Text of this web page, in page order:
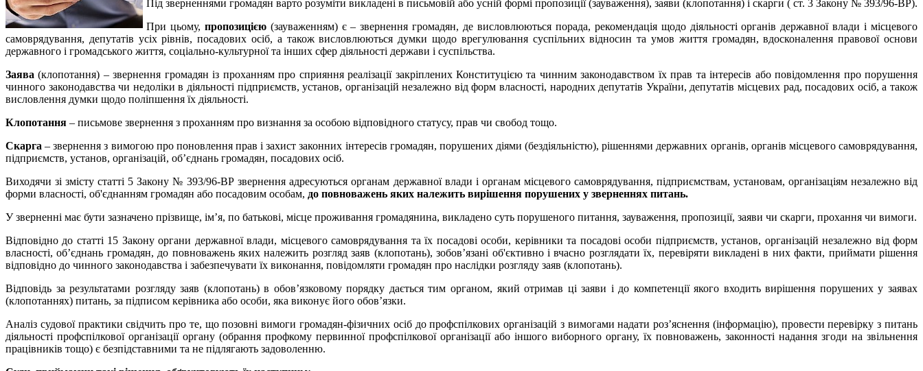
Під зверненнями громадян варто розуміти викладені в письмовій або усній формі пропозиції (зауваження), заяви (клопотання) і скарги ( ст. 3 Закону № 393/96-ВР).
При цьому, пропозицією(зауваженням) є – звернення громадян, де висловлюються порада, рекомендація щодо діяльності органів державної влади і місцевого
самоврядування, депутатів усіх рівнів, посадових осіб, а також висловлюються думки щодо врегулювання суспільних відносин та умов життя громадян, вдосконалення правової основи
державного і громадського життя, соціально-культурної та інших сфер діяльності держави і суспільства.
Заява (клопотання) – звернення громадян із проханням про сприяння реалізації закріплених Конституцією та чинним законодавством їх прав та інтересів або повідомлення про порушення
чинного законодавства чи недоліки в діяльності підприємств, установ, організацій незалежно від форм власності, народних депутатів України, депутатів місцевих рад, посадових осіб, а також
висловлення думки щодо поліпшення їх діяльності.
Клопотання – письмове звернення з проханням про визнання за особою відповідного статусу, прав чи свобод тощо.
Скарга – звернення з вимогою про поновлення прав і захист законних інтересів громадян, порушених діями (бездіяльністю), рішеннями державних органів, органів місцевого самоврядування,
підприємств, установ, організацій, об’єднань громадян, посадових осіб.
Виходячи зі змісту статті 5 Закону № 393/96-ВР звернення адресуються органам державної влади і органам місцевого самоврядування, підприємствам, установам, організаціям незалежно від
форми власності, об'єднанням громадян або посадовим особам, до повноважень яких належить вирішення порушених у зверненнях питань.
У зверненні має бути зазначено прізвище, ім’я, по батькові, місце проживання громадянина, викладено суть порушеного питання, зауваження, пропозиції, заяви чи скарги, прохання чи вимоги.
Відповідно до статті 15 Закону органи державної влади, місцевого самоврядування та їх посадові особи, керівники та посадові особи підприємств, установ, організацій незалежно від форм
власності, об’єднань громадян, до повноважень яких належить розгляд заяв (клопотань), зобов’язані об'єктивно і вчасно розглядати їх, перевіряти викладені в них факти, приймати рішення
відповідно до чинного законодавства і забезпечувати їх виконання, повідомляти громадян про наслідки розгляду заяв (клопотань).
Відповідь за результатами розгляду заяв (клопотань) в обов’язковому порядку дається тим органом, який отримав ці заяви і до компетенції якого входить вирішення порушених у заявах
(клопотаннях) питань, за підписом керівника або особи, яка виконує його обов’язки.
Аналіз судової практики свідчить про те, що позовні вимоги громадян-фізичних осіб до профспілкових організацій з вимогами надати роз’яснення (інформацію), провести перевірку з питань
діяльності профспілкової організації органу (обрання профкому первинної профспілкової організації або іншого виборного органу, їх повноважень, законності надання згоди на звільнення
працівників тощо) є безпідставними та не підлягають задоволенню.